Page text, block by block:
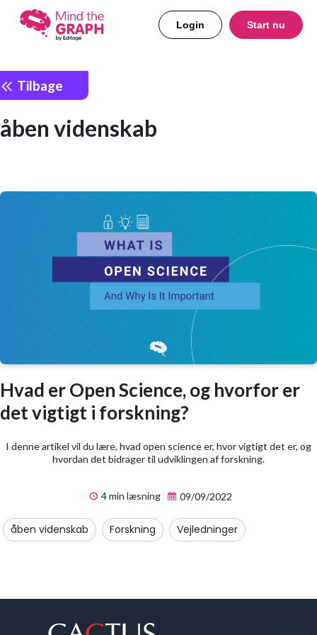
Login Start nu
Tilbage
åben videnskab
Hvad er Open Science, og hvorfor er
det vigtigt i forskning?
I denne artikel vil du lære, hvad open science er, hvor vigtigt det er, og
hvordan det bidrager til udviklingen af forskning.
4 min læsning 09/09/2022
åben videnskab Forskning Vejledninger